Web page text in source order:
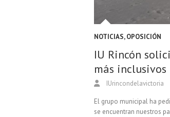
NOTICIAS,OPOSICIÓN
IU Rincón
más
IUrincondelavictoria
El grupo municipal ha
se encuentran nuestros